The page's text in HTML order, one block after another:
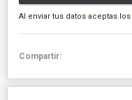
Al enviar tus datos aceptas los
Compartir: